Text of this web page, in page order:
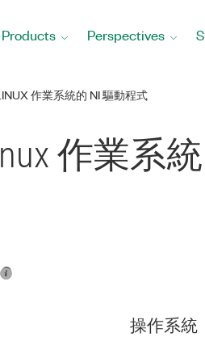
Products Perspectives
作業系統的 NI 驅動程式
作業系
操作系統